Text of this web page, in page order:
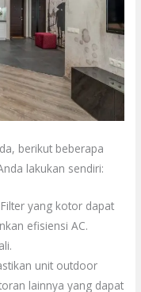
berikut beberapa
lakukan sendiri:
yang kotor dapat
efisiensi AC.
unit outdoor
lainnya yang dapat